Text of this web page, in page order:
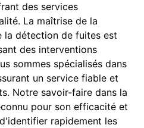
des services
La maîtrise de la
la détection de fuites est
des interventions
sommes spécialisés dans
un service fiable et
Notre savoir-faire dans la
pour son efficacité et
rapidement les